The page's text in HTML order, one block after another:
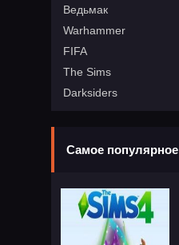
Ведьмак
Warhammer
FIFA
The Sims
Darksiders
Самое популярное